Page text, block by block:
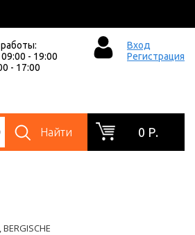
- 19:00
- 17:00
Вход
Регистрация
Найти 0 Р.